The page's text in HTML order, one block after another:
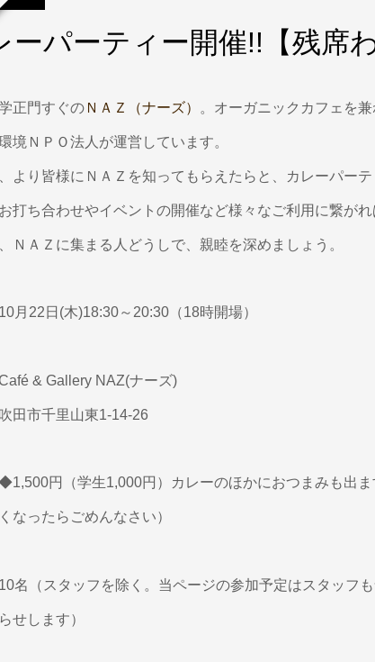
ーパーティー開催!!【残席わ
正門すぐの ＮＡＺ（ナーズ） 。オーガニックカフェを
境ＮＰＯ法人が運営しています。
より皆様にＮＡＺを知ってもらえたらと、カレーパー
打ち合わせやイベントの開催など様々なご利用に繋がれ
ＮＡＺに集まる人どうしで、親睦を深めましょう。
月22日(木)18:30～20:30（18時開場）
& Gallery NAZ(ナーズ)
田市千里山東1-14-26
円（学生1,000円）カレーのほかにおつまみも出
なったらごめんなさい）
名（スタッフを除く。当ページの参加予定はスタッフ
せします）